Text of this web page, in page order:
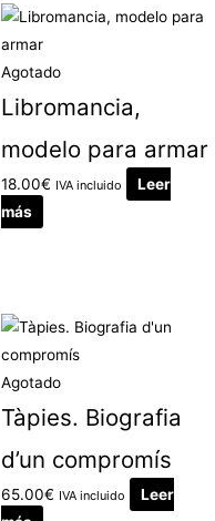
Agotado
Libromancia,
modelo para armar
18.00€ IVA incluido
Leer
más
Agotado
Tàpies. Biografia
d’un compromís
65.00€ IVA incluido
Leer